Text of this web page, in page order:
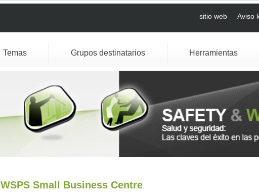
sitio web Aviso
Temas Grupos destinatarios Herramientas
WSPS Small Business Centre